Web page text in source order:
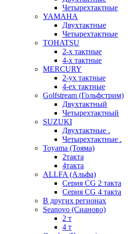
Четырехтактные
YAMAHA
Двухтактные
Четырехтактные
TOHATSU
2-х тактные
4-х тактные
MERCURY
2-ух тактные
4-ех тактные
Golfstream (Гольфстрим)
Двухтактный
Четырехтактный
SUZUKI
Двухтактные .
Четырехтактные .
Toyama (Тояма)
2такта
4такта
ALLFA (Альфа)
Серия СG 2 такта
Серия СG 4 такта
В других регионах
Seanovo (Сианово)
2 т
4 т